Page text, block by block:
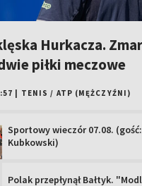
Hurkacza.
piłki meczowe
| TENIS / ATP (MĘŻCZYŹNI)
Sportowy wieczór 07.08.
Kubkowski)
Polak przepłynął Bałtyk.